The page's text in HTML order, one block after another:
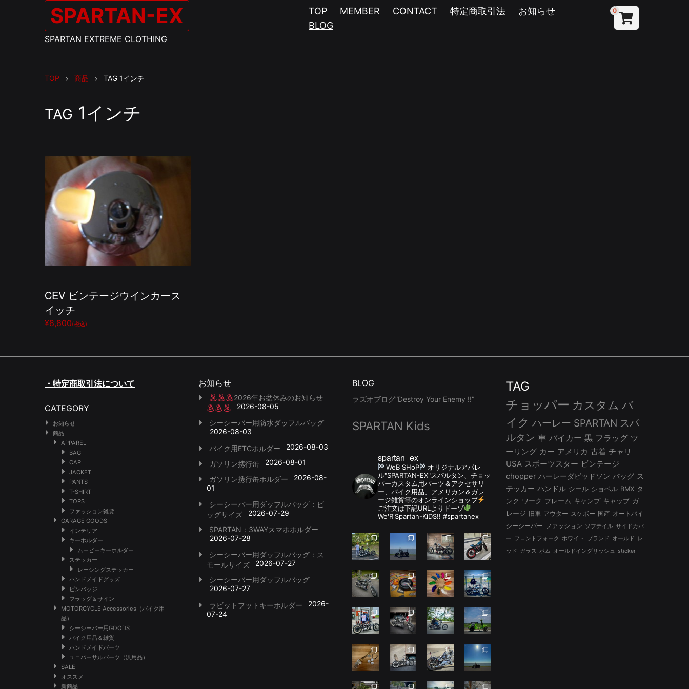
SPARTAN-EX
SPARTAN EXTREME CLOTHING
0
TOP MEMBER CONTACT 特定商取引法
お知らせ
BLOG
TOP 商品 TAG 1インチ
TAG 1インチ
CEV ビンテージウインカース
イッチ
¥8,800(税込)
・特定商取引法について
CATEGORY
お知らせ
商品
APPAREL
BAG
CAP
JACKET
PANTS
T-SHIRT
TOPS
ファッション雑貨
GARAGE GOODS
インテリア
キーホルダー
ムービーキーホルダー
ステッカー
レーシングステッカー
ハンドメイドグッズ
ピンバッジ
フラッグ＆サイン
MOTORCYCLE Accessories（バイク用
品）
シーシーバー用GOODS
バイク用品＆雑貨
ハンドメイドパーツ
ユニバーサルパーツ（汎用品）
SALE
オススメ
新商品
お知らせ
2026年お盆休みのお知らせ
2026-08-05
シーシーバー用防水ダッフルバッグ
2026-08-03
バイク用ETCホルダー
2026-08-03
ガソリン携行缶
2026-08-01
ガソリン携行缶ホルダー
2026-08-
01
シーシーバー用ダッフルバッグ：ビ
ッグサイズ
2026-07-29
SPARTAN：3WAYスマホホルダー
2026-07-28
シーシーバー用ダッフルバッグ：ス
モールサイズ
2026-07-27
シーシーバー用ダッフルバッグ
2026-07-27
ラビットフットキーホルダー
2026-
07-24
BLOG
ラズオブログ”Destroy Your Enemy !!”
SPARTAN Kids
spartan_ex
WeB SHoP
オリジナルアパレ
ル"SPARTAN-EX"スパルタン、チョッ
パーカスタム用パーツ＆アクセサリ
ー、バイク用品、アメリカン＆ガレ
ージ雑貨等のオンラインショップ
ご注文は下記URLよりドーゾ
We'R'Spartan-KiDS!! #spartanex
TAG
チョッパー カスタム バ
イク ハーレー SPARTAN スパ
ルタン 車 バイカー 黒 フラッグ ツ
ーリング カー アメリカ 古着 チャリ
USA スポーツスター ビンテージ
chopper ハーレーダビッドソン バッグ ス
テッカー ハンドル シール ショベル BMX タ
ンク ワーク フレーム キャンプ キャップ ガ
レージ
旧車 アウター スケボー 国産 オートバイ
シーシーバー ファッション ソフテイル サイドカバ
ー フロントフォーク ホワイト ブランド オールド レ
ッド ガラス ボム オールドイングリッシュ sticker